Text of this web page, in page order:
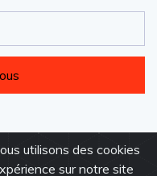
Maroc
utilisons des cookies
sur notre site